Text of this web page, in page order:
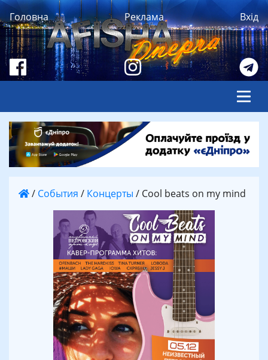
Головна Реклама Вхід
/ События / Концерты / Cool beats on my mind